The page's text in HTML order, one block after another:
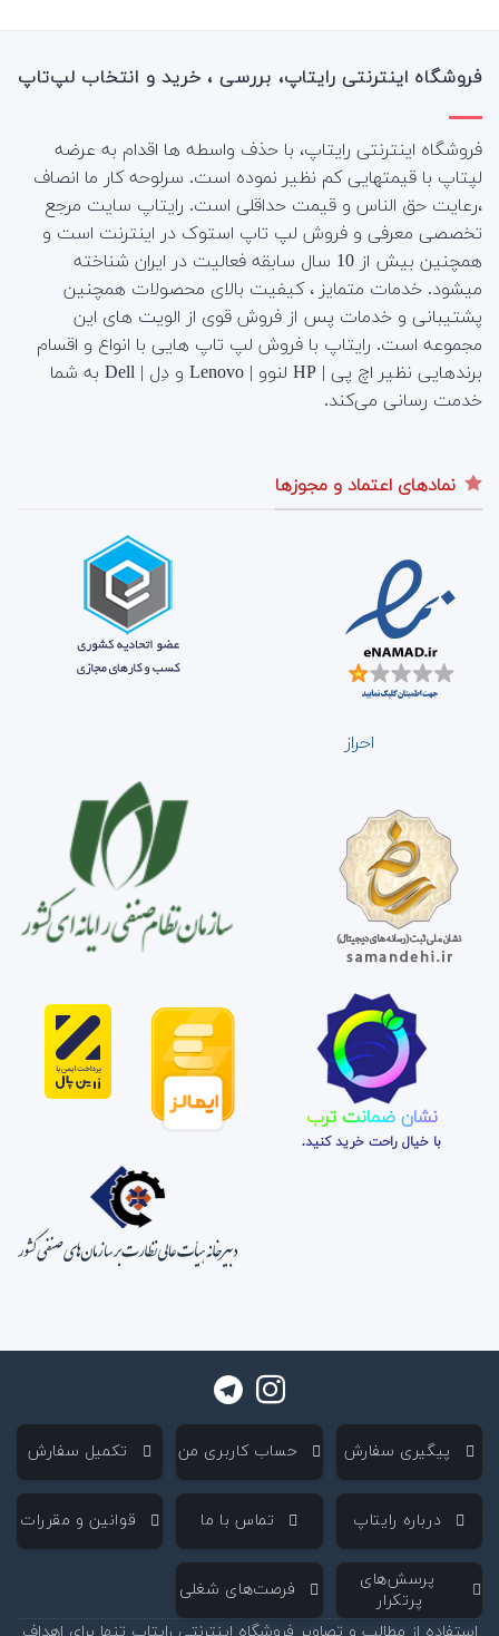
بود.
فروشگاه اینترنتی رایتاپ، بررسی ، خرید و انتخاب لپ‌تاپ
فروشگاه اینترنتی رایتاپ، با حذف واسطه ها اقدام به عرضه
لپتاپ با قیمتهایی کم نظیر نموده است. سرلوحه کار ما انصاف
،رعایت حق الناس و قیمت حداقلی است. رایتاپ سایت مرجع
تخصصی معرفی و فروش لپ تاپ استوک در اینترنت است و
همچنین بیش از 10 سال سابقه فعالیت در ایران شناخته
میشود. خدمات متمایز ، کیفیت بالای محصولات همچنین
پشتیبانی و خدمات پس از فروش قوی از الویت های این
مجموعه است. رایتاپ با فروش لپ تاپ هایی با انواع و اقسام
برندهایی نظیر اچ پی | HP لنوو | Lenovo و دِل | Dell به شما
خدمت رسانی می‌کند.
نمادهای اعتماد و مجوزها
احراز
نشان ضمانت ترب
با خیال راحت خرید کنید.
‌ پیگیری سفارش ‌ حساب کاربری من ‌ تکمیل سفارش
‌ درباره رایتاپ ‌ تماس با ما ‌ قوانین و مقررات
‌ پرسش‌های
پرتکرار
‌ فرصت‌های شغلی